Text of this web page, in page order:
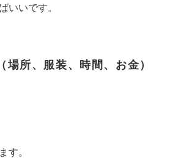
いいです。
場所、服装、時間、お金）
す。